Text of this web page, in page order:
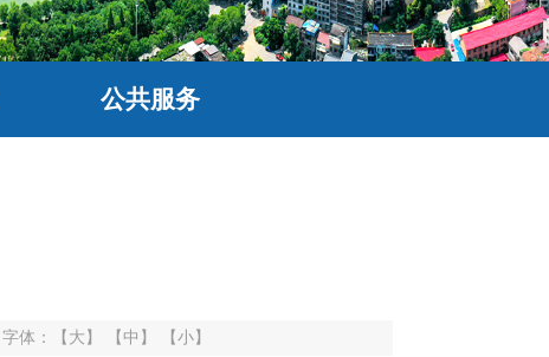
公共服务
字体： 【大】 【中】 【小】